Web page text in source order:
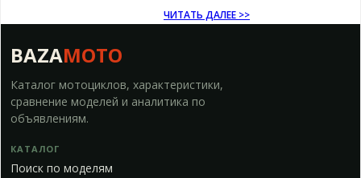
ЧИТАТЬ ДАЛЕЕ >>
BAZAMOTO
Каталог мотоциклов, характеристики,
сравнение моделей и аналитика по
объявлениям.
КАТАЛОГ
Поиск по моделям